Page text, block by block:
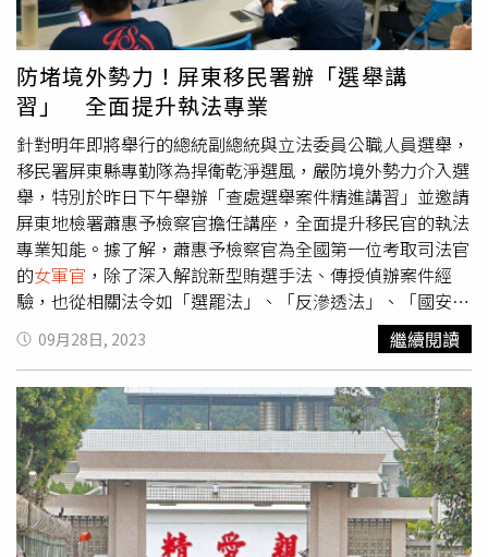
防堵境外勢力！屏東移民署辦「選舉講
習」 全面提升執法專業
針對明年即將舉行的總統副總統與立法委員公職人員選舉，
移民署屏東縣專勤隊為捍衛乾淨選風，嚴防境外勢力介入選
舉，特別於昨日下午舉辦「查處選舉案件精進講習」並邀請
屏東地檢署蕭惠予檢察官擔任講座，全面提升移民官的執法
專業知能。據了解，蕭惠予檢察官為全國第一位考取司法官
的女軍官 ，除了深入解說新型賄選手法、傳授偵辦案件經
驗，也從相關法令如「選罷法」、「反滲透法」、「國安
法」以及近期修訂的「鼓勵檢舉妨害選舉要點」進行講解，
讓移民官熟悉相關法令及介賄選態樣，提升執法素養。在場
的移民官專注聽講，增進執法專業知能。（圖／專勤隊提
供）而隨著科技的進步，影響選舉的手法趨於複雜多變，防
堵境外勢力的介入已然成為本次查賄的重點工作之一，「鼓
勵檢舉妨害選舉要點」亦將境外勢力介選納入，嚴防境外勢
力對我國選舉環境的威脅。屏東縣專勤隊隊長黃仲傑表示，
為強化轄區查察工作，將持續聯手屏東縣服務站共同向新住
民宣導反賄選，建立選舉制度的正確觀念；另外，舉發境外
09月28日, 2023 繼續閱讀